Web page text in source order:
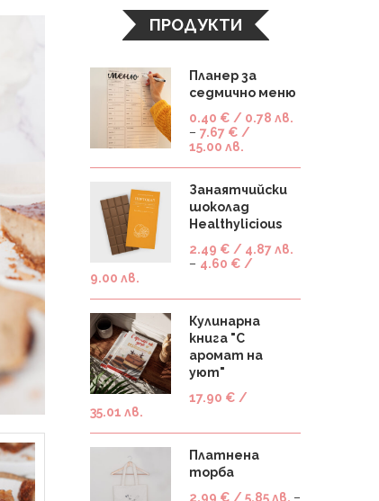
ПРОДУКТИ
Планер за
седмично меню
0.40 € / 0.78 лв.
– 7.67 € /
15.00 лв.
Занаятчийски
шоколад
Healthylicious
2.49 € / 4.87 лв.
– 4.60 € /
9.00 лв.
Кулинарна
книга "С
аромат на
уют"
17.90 € /
35.01 лв.
Платнена
торба
2.99 € / 5.85 лв. –